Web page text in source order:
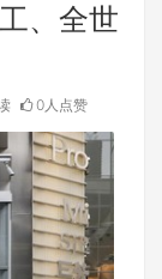
、全世
0人点赞